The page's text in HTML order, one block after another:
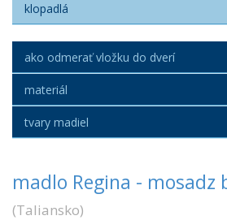
klopadlá
ako odmerať vložku do dverí
materiál
tvary madiel
madlo Regina - mosadz
(Taliansko)